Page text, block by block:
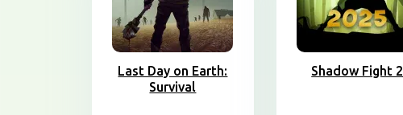
Last Day on Earth:
Survival
Shadow Fight 2